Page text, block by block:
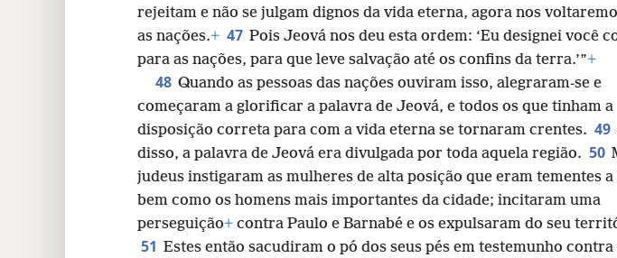
rejeitam e não se julgam dignos da vida eterna, agora nos
as nações.+ 47 Pois Jeová nos deu esta ordem: ‘Eu designei você
para as nações, para que leve salvação até os confins da terra.’”+
48 Quando as pessoas das nações ouviram isso, alegraram-se e
começaram a glorificar a palavra de Jeová, e todos os que tinham a
disposição correta para com a vida eterna se tornaram crentes. 49
disso, a palavra de Jeová era divulgada por toda aquela região. 50
judeus instigaram as mulheres de alta posição que eram tementes a
bem como os homens mais importantes da cidade; incitaram uma
perseguição+ contra Paulo e Barnabé e os expulsaram do seu
51 Estes então sacudiram o pó dos seus pés em testemunho contra